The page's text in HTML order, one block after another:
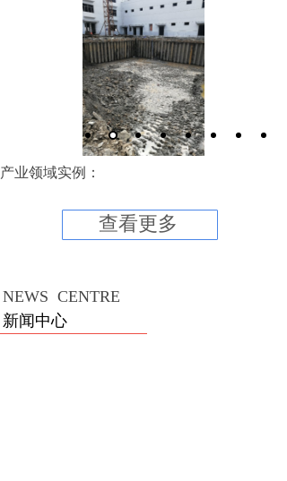
查看更多
产业领域实例：
NEWS CENTRE
新闻中心